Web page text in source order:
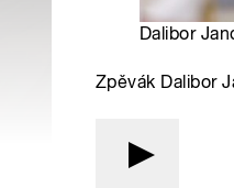
Dalibor
Zpěvák Dalibor